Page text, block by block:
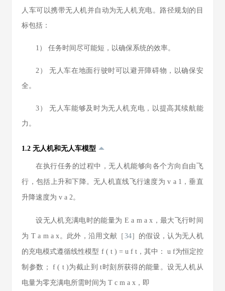
人车可以携带无人机并自动为无人机充电。路径规划的目
标包括：
1） 任务时间尽可能短，以确保系统的效率。
2） 无人车在地面行驶时可以避开障碍物，以确保安
全。
3） 无人车能够及时为无人机充电，以提高其续航能
力。
1.2 无人机和无人车模型
在执行任务的过程中，无人机能够向各个方向自由飞
行，包括上升和下降。无人机直线飞行速度为 v a 1 ，垂直
升降速度为 v a 2。
设无人机充满电时的能量为 E a m a x ，最大飞行时间
为 T a m a x。此外，沿用文献［ 34］的假设，认为无人机
的充电模式遵循线性模型 f ( t ) = u f t，其中： u f为恒定控
制参数； f ( t )为截止到 t时刻所获得的能量。设无人机从
电量为零充满电所需时间为 T c m a x ，即